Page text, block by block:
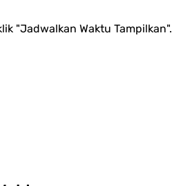
"Jadwalkan Waktu Tampilkan".